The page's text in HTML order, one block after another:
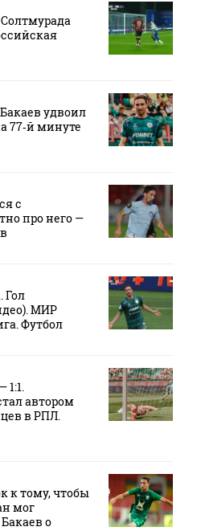
Солтмурада
удвоил
77‑й минуте
с
про него —
Гол
МИР
Футбол
1:1.
автором
в РПЛ.
к тому, чтобы
мог
о